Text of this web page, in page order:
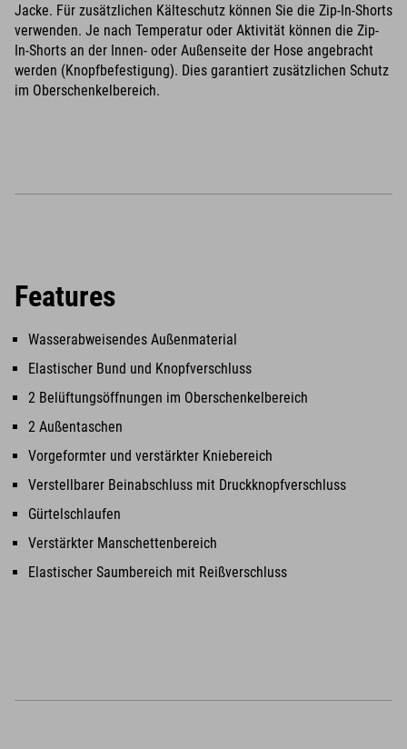
Jacke. Für zusätzlichen Kälteschutz können Sie die Zip-In-Shorts
verwenden. Je nach Temperatur oder Aktivität können die Zip-
In-Shorts an der Innen- oder Außenseite der Hose angebracht
werden (Knopfbefestigung). Dies garantiert zusätzlichen Schutz
im Oberschenkelbereich.
Features
Wasserabweisendes Außenmaterial
Elastischer Bund und Knopfverschluss
2 Belüftungsöffnungen im Oberschenkelbereich
2 Außentaschen
Vorgeformter und verstärkter Kniebereich
Verstellbarer Beinabschluss mit Druckknopfverschluss
Gürtelschlaufen
Verstärkter Manschettenbereich
Elastischer Saumbereich mit Reißverschluss